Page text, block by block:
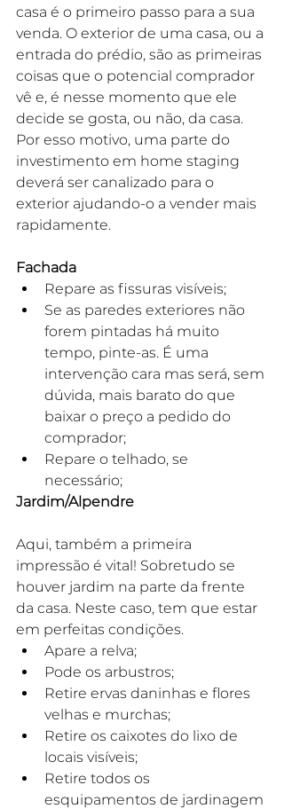
casa é o primeiro passo para a sua
venda. O exterior de uma casa, ou a
entrada do prédio, são as primeiras
coisas que o potencial comprador
vê e, é nesse momento que ele
decide se gosta, ou não, da casa.
Por esso motivo, uma parte do
investimento em home staging
deverá ser canalizado para o
exterior ajudando-o a vender mais
rapidamente.
Fachada
Repare as fissuras visíveis;
Se as paredes exteriores não
forem pintadas há muito
tempo, pinte-as. É uma
intervenção cara mas será, sem
dúvida, mais barato do que
baixar o preço a pedido do
comprador;
Repare o telhado, se
necessário;
Jardim/Alpendre
Aqui, também a primeira
impressão é vital! Sobretudo se
houver jardim na parte da frente
da casa. Neste caso, tem que estar
em perfeitas condições.⠀⠀⠀⠀⠀
Apare a relva;
Pode os arbustros;
Retire ervas daninhas e flores
velhas e murchas;
Retire os caixotes do lixo de
locais visíveis;
Retire todos os
esquipamentos de jardinagem